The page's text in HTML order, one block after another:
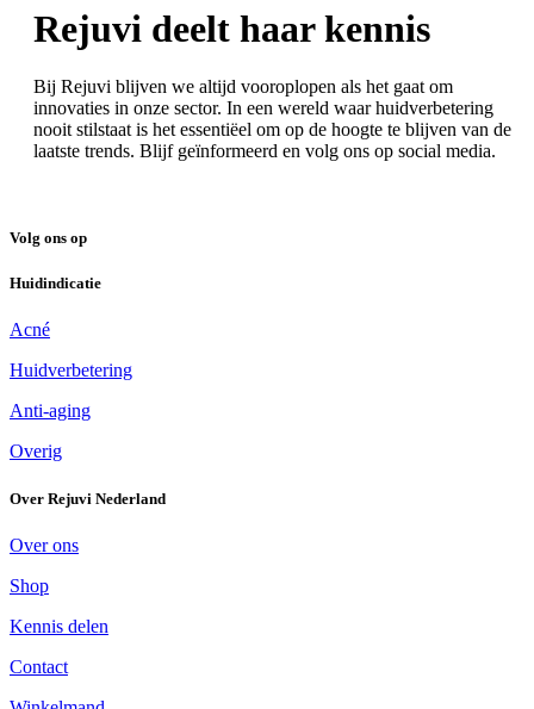
Rejuvi deelt haar kennis
Bij Rejuvi blijven we altijd vooroplopen als het gaat om
innovaties in onze sector. In een wereld waar huidverbetering
nooit stilstaat is het essentiëel om op de hoogte te blijven van de
laatste trends. Blijf geïnformeerd en volg ons op social media.
Volg ons op
Huidindicatie
Acné
Huidverbetering
Anti-aging
Overig
Over Rejuvi Nederland
Over ons
Shop
Kennis delen
Contact